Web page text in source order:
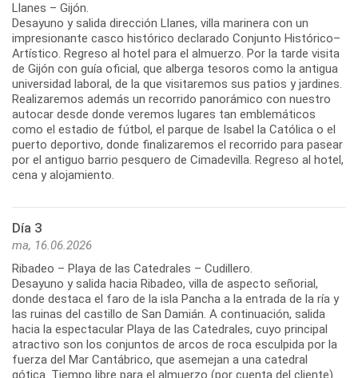
Llanes – Gijón.
Desayuno y salida dirección Llanes, villa marinera con un
impresionante casco histórico declarado Conjunto Histórico–
Artístico. Regreso al hotel para el almuerzo. Por la tarde visita
de Gijón con guía oficial, que alberga tesoros como la antigua
universidad laboral, de la que visitaremos sus patios y jardines.
Realizaremos además un recorrido panorámico con nuestro
autocar desde donde veremos lugares tan emblemáticos
como el estadio de fútbol, el parque de Isabel la Católica o el
puerto deportivo, donde finalizaremos el recorrido para pasear
por el antiguo barrio pesquero de Cimadevilla. Regreso al hotel,
Día 3
ma, 16.06.2026
Ribadeo – Playa de las Catedrales – Cudillero.
Desayuno y salida hacia Ribadeo, villa de aspecto señorial,
donde destaca el faro de la isla Pancha a la entrada de la ría y
las ruinas del castillo de San Damián. A continuación, salida
hacia la espectacular Playa de las Catedrales, cuyo principal
atractivo son los conjuntos de arcos de roca esculpida por la
fuerza del Mar Cantábrico, que asemejan a una catedral
gótica. Tiempo libre para el almuerzo (por cuenta del cliente).